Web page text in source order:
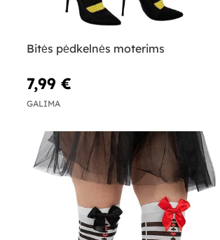
Bitės pėdkelnės moterims
7,99 €
GALIMA